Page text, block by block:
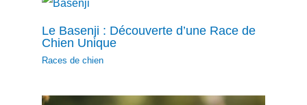
Le Basenji : Découverte d’une Race de
Chien Unique
Races de chien